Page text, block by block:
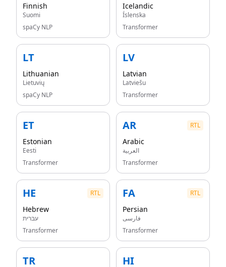
Finnish
Suomi
spaCy NLP
Icelandic
Íslenska
Transformer
LT
Lithuanian
Lietuvių
spaCy NLP
LV
Latvian
Latviešu
Transformer
ET
Estonian
Eesti
Transformer
AR RTL
Arabic
العربية
Transformer
HE RTL
Hebrew
עברית
Transformer
FA RTL
Persian
فارسی
Transformer
TR HI